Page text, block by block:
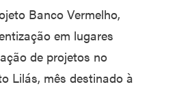
Banco Vermelho,
em lugares
de projetos no
Lilás, mês destinado à